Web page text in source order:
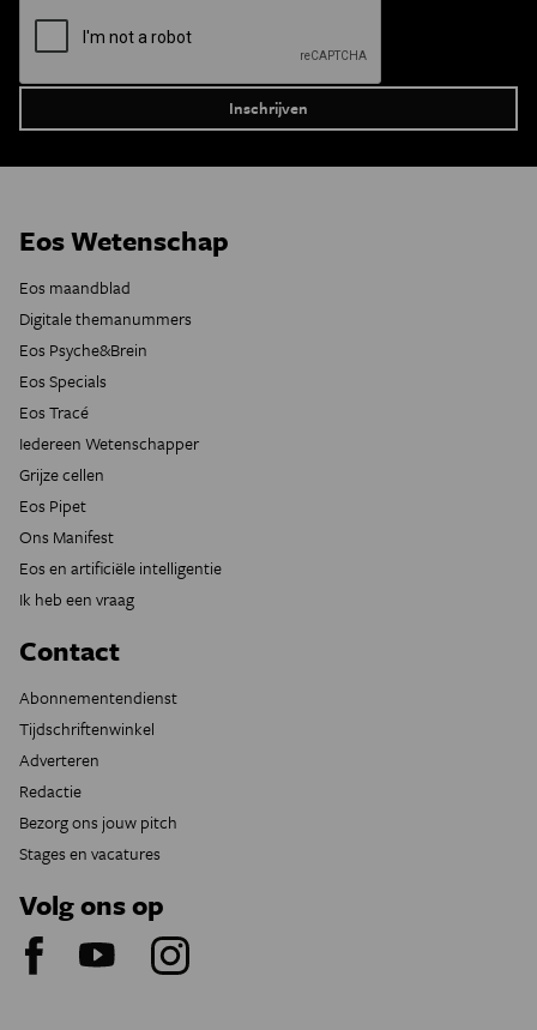
Eos Wetenschap
Eos maandblad
Digitale themanummers
Eos Psyche&Brein
Eos Specials
Eos Tracé
Iedereen Wetenschapper
Grijze cellen
Eos Pipet
Ons Manifest
Eos en artificiële intelligentie
Ik heb een vraag
Contact
Abonnementendienst
Tijdschriftenwinkel
Adverteren
Redactie
Bezorg ons jouw pitch
Stages en vacatures
Volg ons op